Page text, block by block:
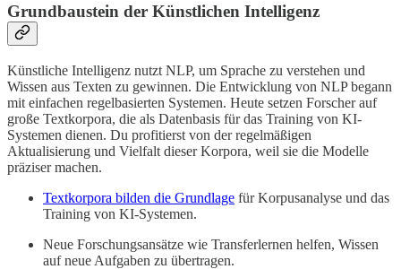
Grundbaustein der Künstlichen Intelligenz
Künstliche Intelligenz nutzt NLP, um Sprache zu verstehen und
Wissen aus Texten zu gewinnen. Die Entwicklung von NLP begann
mit einfachen regelbasierten Systemen. Heute setzen Forscher auf
große Textkorpora, die als Datenbasis für das Training von KI-
Systemen dienen. Du profitierst von der regelmäßigen
Aktualisierung und Vielfalt dieser Korpora, weil sie die Modelle
präziser machen.
Textkorpora bilden die Grundlage für Korpusanalyse und das
Training von KI-Systemen.
Neue Forschungsansätze wie Transferlernen helfen, Wissen
auf neue Aufgaben zu übertragen.